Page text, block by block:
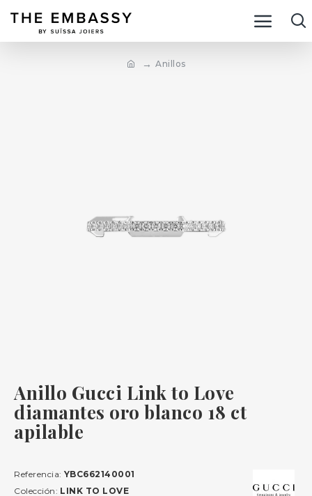
Anillos
Anillo Gucci Link to Love
diamantes oro blanco 18 ct
apilable
Referencia: YBC662140001
Colección: LINK TO LOVE